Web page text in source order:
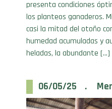
casi la mitad del otoño
humedad acumuladas y
heladas, la abundante […]